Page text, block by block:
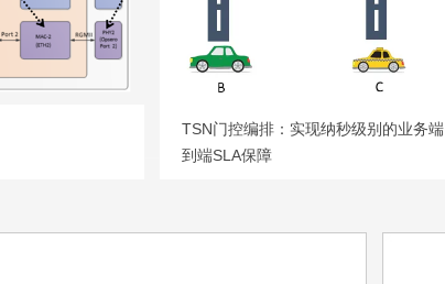
TSN门控编排：实现纳秒级别的业务端
到端SLA保障